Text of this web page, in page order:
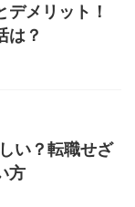
メリット！
は？
い？転職せざ
方